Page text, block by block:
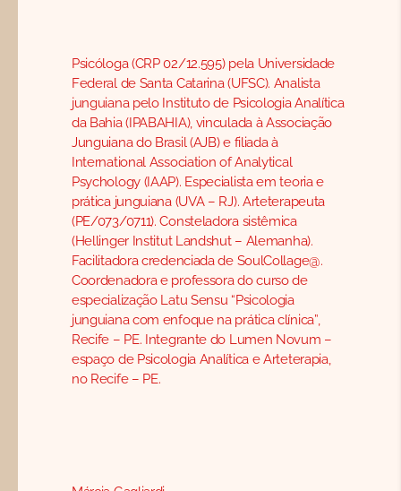
Psicóloga (CRP 02/12.595) pela Universidade
Federal de Santa Catarina (UFSC). Analista
junguiana pelo Instituto de Psicologia Analítica
da Bahia (IPABAHIA), vinculada à Associação
Junguiana do Brasil (AJB) e filiada à
International Association of Analytical
Psychology (IAAP). Especialista em teoria e
prática junguiana (UVA – RJ). Arteterapeuta
(PE/073/0711). Consteladora sistêmica
(Hellinger Institut Landshut – Alemanha).
Facilitadora credenciada de SoulCollage@.
Coordenadora e professora do curso de
especialização Latu Sensu “Psicologia
junguiana com enfoque na prática clínica”,
Recife – PE. Integrante do Lumen Novum –
espaço de Psicologia Analítica e Arteterapia,
no Recife – PE.